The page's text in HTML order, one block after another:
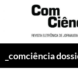
_comciência